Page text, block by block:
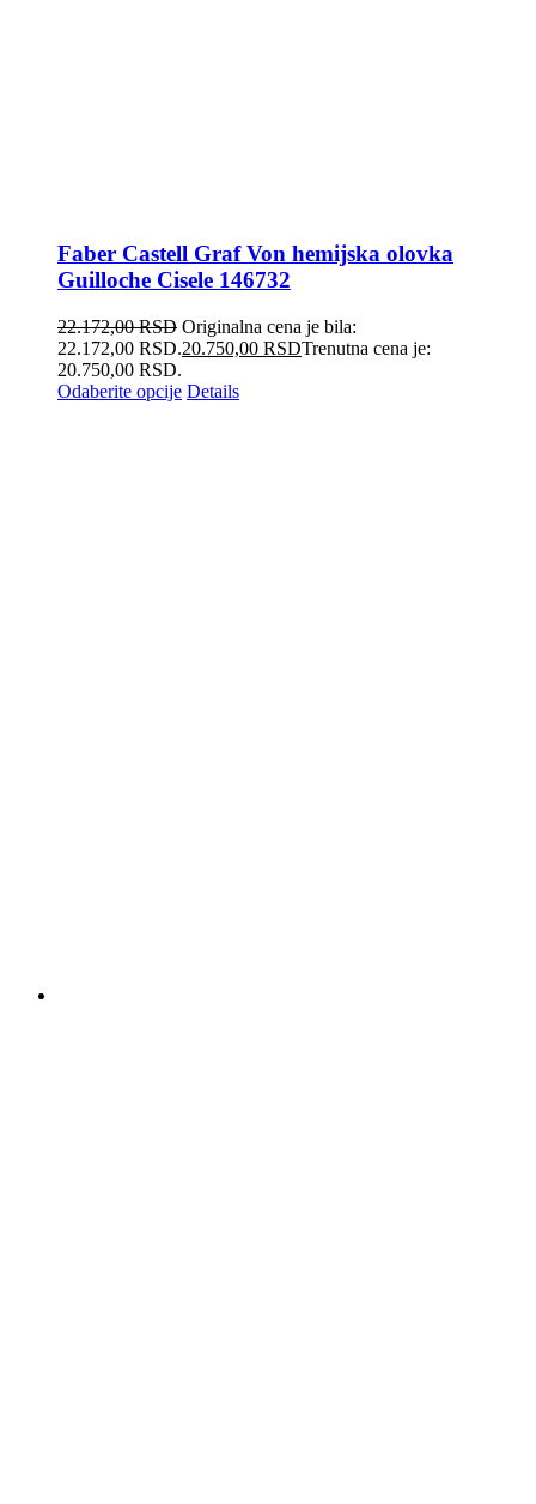
Faber Castell Graf Von hemijska olovka
Guilloche Cisele 146732
22.172,00RSD Originalna cena je bila:
22.172,00 RSD.20.750,00 RSDTrenutna cena je:
20.750,00 RSD.
Odaberite opcije Details